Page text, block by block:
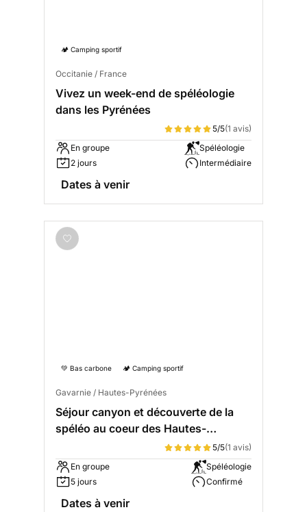
🏕️ Camping sportif
Occitanie / France
Vivez un week-end de spéléologie
dans les Pyrénées
5/5(1 avis)
En groupe
2 jours
Spéléologie
Intermédiaire
Dates à venir
💚 Bas carbone 🏕️ Camping sportif
Gavarnie / Hautes-Pyrénées
Séjour canyon et découverte de la
spéléo au coeur des Hautes-
5/5(1 avis)
En groupe
5 jours
Spéléologie
Confirmé
Dates à venir